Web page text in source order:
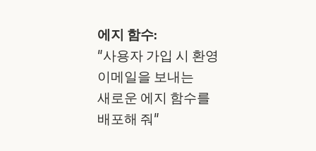
에지 함수:
"사용자 가입 시 환영
이메일을 보내는
새로운 에지 함수를
배포해 줘"